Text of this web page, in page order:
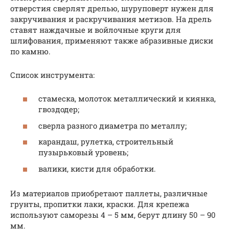
отверстия сверлят дрелью, шуруповерт нужен для
закручивания и раскручивания метизов. На дрель
ставят наждачные и войлочные круги для
шлифования, применяют также абразивные диски
по камню.
Список инструмента:
стамеска, молоток металлический и киянка,
гвоздодер;
сверла разного диаметра по металлу;
карандаш, рулетка, строительный
пузырьковый уровень;
валики, кисти для обработки.
Из материалов приобретают паллеты, различные
грунты, пропитки лаки, краски. Для крепежа
используют саморезы 4 – 5 мм, берут длину 50 – 90
мм.